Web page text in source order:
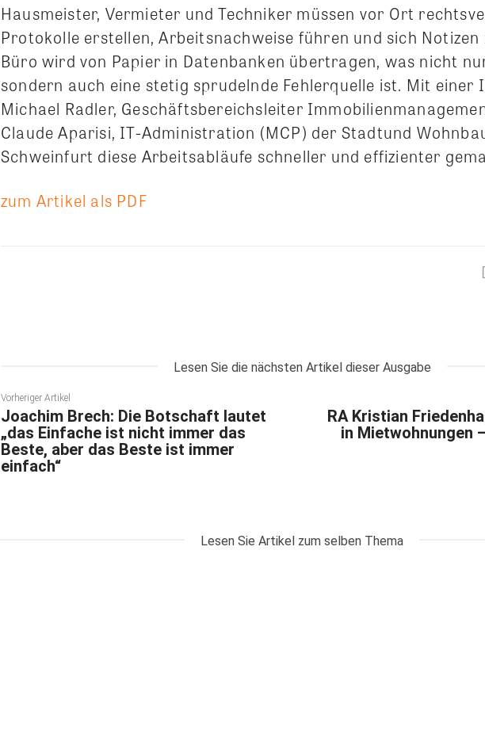
Hausmeister, Vermieter und Techniker müssen vor Ort
Protokolle erstellen, Arbeitsnachweise führen und sich Notizen
Büro wird von Papier in Datenbanken übertragen, was nicht
sondern auch eine stetig sprudelnde Fehlerquelle ist. Mit einer
Michael Radler, Geschäftsbereichsleiter
Claude Aparisi, IT-Administration (MCP) der Stadtund
Schweinfurt diese Arbeitsabläufe schneller und effizienter
zum Artikel als PDF
Lesen Sie die nächsten Artikel dieser Ausgabe
Vorheriger Artikel
Joachim Brech: Die Botschaft lautet
„das Einfache ist nicht immer das
Beste, aber das Beste ist immer
einfach“
RA Kristian
in Mietwohnungen
Lesen Sie Artikel zum selben Thema